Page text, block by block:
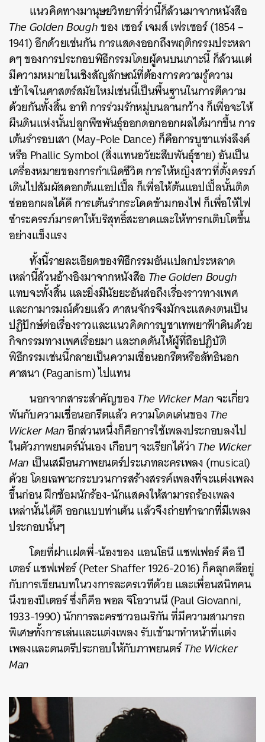
แนวคิดทางมานุษยวิทยาที่ว่านี้ก็ล้วนมาจากหนังสือ
The Golden Boughของ เซอร์ เจมส์ เฟรเซอร์ (1854 –
1941) อีกด้วยเช่นกัน การแสดงออกถึงพฤติกรรมประหลา
ดๆ ของการประกอบพิธีกรรมโดยผู้คนบนเกาะนี้ ก็ล้วนแต่
มีความหมายในเชิงสัญลักษณ์ที่ต้องการความรู้ความ
เข้าใจในศาสตร์สมัยใหม่เช่นนี้เป็นพื้นฐานในการตีความ
ด้วยกันทั้งสิ้น อาทิ การร่วมรักหมู่บนลานกว้าง ก็เพื่อจะให้
ผืนดินแห่งนั้นปลูกพืชพันธุ์ออกดอกออกผลได้มากขึ้น การ
เต้นรำรอบเสา (May-Pole Dance) ก็คือการบูชาแท่งลึงค์
หรือ Phallic Symbol (สิ่งแทนอวัยะสืบพันธุ์ชาย) อันเป็น
เครื่องหมายของการกำเนิดชีวิต การให้หญิงสาวที่ตั้งครรภ์
เดินไปสัมผัสดอกต้นแอปเปิ้ล ก็เพื่อให้ต้นแอปเปิ้ลนั้นติด
ช่อออกผลได้ดี การเต้นรำกระโดดข้ามกองไฟ ก็เพื่อให้ไฟ
ชำระครรภ์มารดาให้บริสุทธิ์สะอาดและให้ทารกเติบโตขึ้น
อย่างแข็งแรง
ทั้งนี้รายละเอียดของพิธีกรรมอันแปลกประหลาด
เหล่านี้ล้วนอ้างอิงมาจากหนังสือ The Golden Bough
แทบจะทั้งสิ้น และยิ่งมีนัยยะอันส่อถึงเรื่องราวทางเพศ
และกามารมณ์ด้วยแล้ว ศาสนจักรจึงมักจะแสดงตนเป็น
ปฏิปักษ์ต่อเรื่องราวและแนวคิดการบูชาเทพยาฟ้าดินด้วย
กิจกรรมทางเพศเรื่อยมา และกดดันให้ผู้ที่ถือปฎิบัติ
พิธีกรรมเช่นนี้กลายเป็นความเชื่อนอกรีตหรือลัทธินอก
ศาสนา (Paganism) ไปแทน
นอกจากสาระสำคัญของThe Wicker Manจะเกี่ยว
พันกับความเชื่อนอกรีตแล้ว ความโดดเด่นของThe
Wicker Manอีกส่วนหนึ่งก็คือการใช้เพลงประกอบลงไป
ในตัวภาพยนตร์นั่นเอง เกือบๆ จะเรียกได้ว่าThe Wicker
Man เป็นเสมือนภาพยนตร์ประเภทละครเพลง (musical)
ด้วย โดยเฉพาะกระบวนการสร้างสรรค์เพลงที่จะแต่งเพลง
ขึ้นก่อน ฝึกซ้อมนักร้อง-นักแสดงให้สามารถร้องเพลง
เหล่านั้นได้ดี ออกแบบท่าเต้น แล้วจึงถ่ายทำฉากที่มีเพลง
ประกอบนั้นๆ
โดยที่ฝาแฝดพี่-น้องของ แอนโธนี แชฟเฟอร์ คือ ปี
เตอร์ แชฟเฟอร์ (Peter Shaffer 1926-2016) ก็คลุกคลีอยู่
กับการเขียนบทในวงการละครเวทีด้วย และเพื่อนสนิทคน
นึงของปีเตอร์ ซึ่งก็คือ พอล จิโอวานนี (Paul Giovanni,
1933-1990) นักการละครชาวอเมริกัน ที่มีความสามารถ
พิเศษทั้งการเล่นและแต่งเพลง รับเข้ามาทำหน้าที่แต่ง
เพลงและดนตรีประกอบให้กับภาพยนตร์The Wicker
Man